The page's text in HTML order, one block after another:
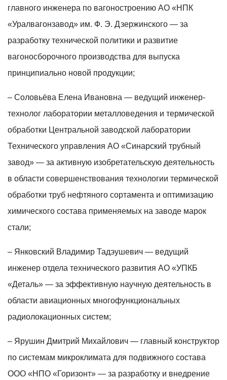
главного инженера по вагоностроению АО «НПК
«Уралвагонзавод» им. Ф. Э. Дзержинского — за
разработку технической политики и развитие
вагоносборочного производства для выпуска
принципиально новой продукции;
– Соловьёва Елена Ивановна — ведущий инженер-
технолог лаборатории металловедения и термической
обработки Центральной заводской лаборатории
Технического управления АО «Синарский трубный
завод» — за активную изобретательскую деятельность
в области совершенствования технологии термической
обработки труб нефтяного сортамента и оптимизацию
химического состава применяемых на заводе марок
стали;
– Янковский Владимир Тадэушевич — ведущий
инженер отдела технического развития АО «УПКБ
«Деталь» — за эффективную научную деятельность в
области авиационных многофункциональных
радиолокационных систем;
– Ярушин Дмитрий Михайлович — главный конструктор
по системам микроклимата для подвижного состава
ООО «НПО «Горизонт» — за разработку и внедрение